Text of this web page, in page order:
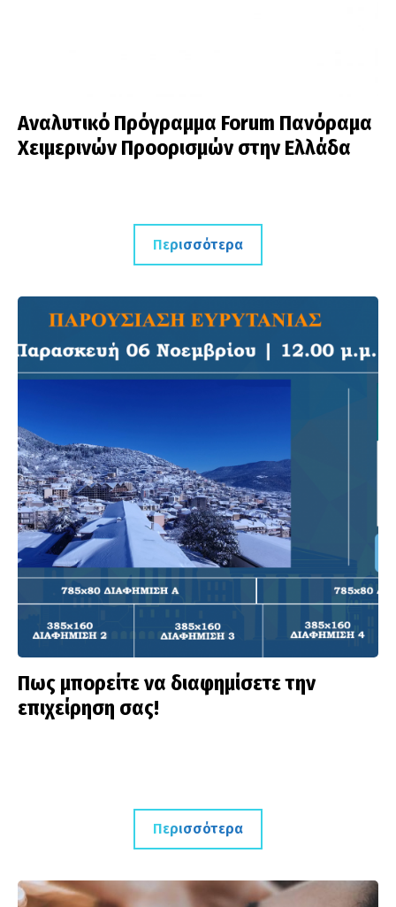
Αναλυτικό Πρόγραμμα Forum Πανόραμα
Χειμερινών Προορισμών στην Ελλάδα
Περισσότερα
Πως μπορείτε να διαφημίσετε την
επιχείρηση σας!
Περισσότερα